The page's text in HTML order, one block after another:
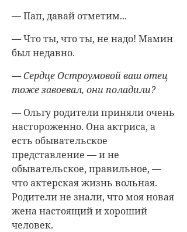
— Пап, давай отметим...
— Что ты, что ты, не надо! Мамин
был недавно.
— Сердце Остроумовой ваш отец
тоже завоевал, они поладили?
— Ольгу родители приняли очень
настороженно. Она актриса, а
есть обывательское
представление — и не
обывательское, правильное, —
что актерская жизнь вольная.
Родители не знали, что моя новая
жена настоящий и хороший
человек.